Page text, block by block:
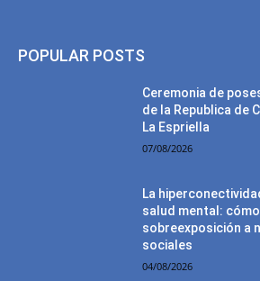
POPULAR POSTS
Ceremonia de
de la Republica de
La Espriella
07/08/2026
La
salud mental:
sobreexposición a
sociales
04/08/2026